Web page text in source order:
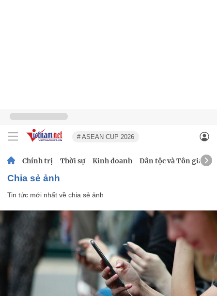
# ASEAN CUP 2026
Chính trị Thời sự Kinh doanh Dân tộc và Tôn giáo
chia sẻ ảnh
Tin tức mới nhất về chia sẻ ảnh